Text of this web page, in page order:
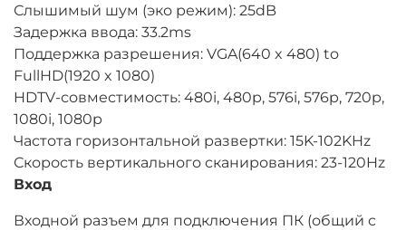
Слышимый шум (эко режим): 25dB
Задержка ввода: 33.2ms
Поддержка разрешения: VGA(640 x 480) to
FullHD(1920 x 1080)
HDTV-совместимость: 480i, 480p, 576i, 576p, 720p,
1080i, 1080p
Частота горизонтальной развертки: 15K-102KHz
Скорость вертикального сканирования: 23-120Hz
Вход
Входной разъем для подключения ПК (общий с